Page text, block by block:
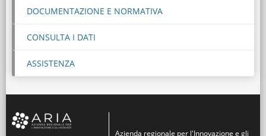
DOCUMENTAZIONE E NORMATIVA
CONSULTA I DATI
ASSISTENZA
Azienda regionale per l'Innovazione e gli